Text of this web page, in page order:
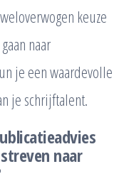
keuze
naar
je een waardevolle
je schrijftalent.
naar